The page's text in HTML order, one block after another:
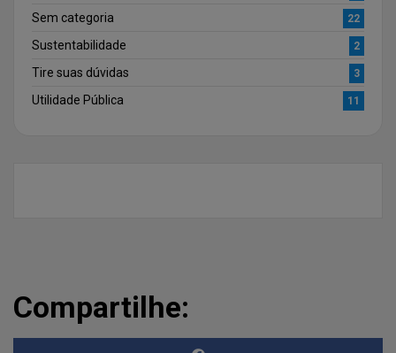
Sem categoria 22
Sustentabilidade 2
Tire suas dúvidas 3
Utilidade Pública 11
Compartilhe: